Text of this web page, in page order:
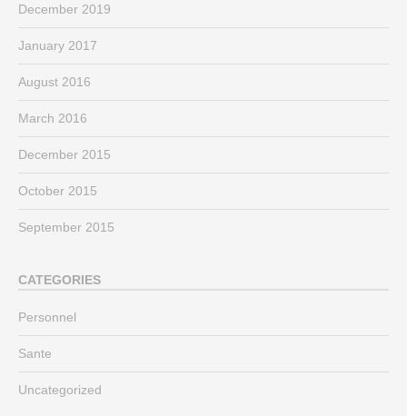
December 2019
January 2017
August 2016
March 2016
December 2015
October 2015
September 2015
CATEGORIES
Personnel
Sante
Uncategorized